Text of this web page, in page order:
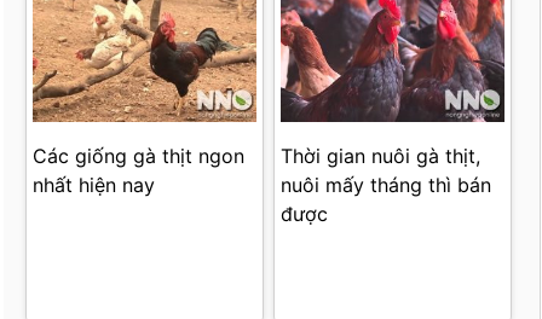
Các giống gà thịt ngon
nhất hiện nay
Thời gian nuôi gà thịt,
nuôi mấy tháng thì bán
được